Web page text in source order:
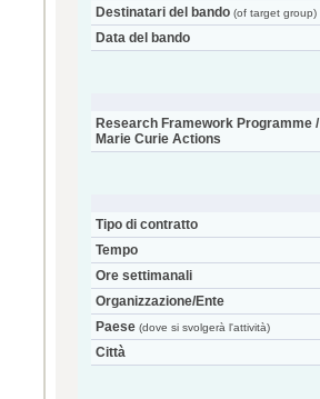
Destinatari del bando (of target group)
Data del bando
Research Framework Programme /
Marie Curie Actions
Tipo di contratto
Tempo
Ore settimanali
Organizzazione/Ente
Paese (dove si svolgerà l'attività)
Città